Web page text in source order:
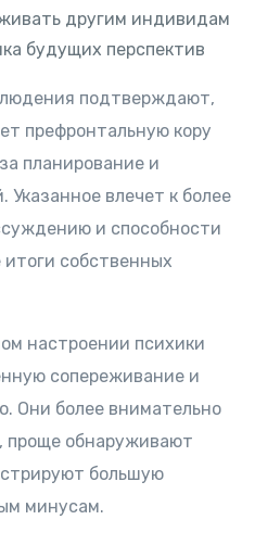
другим индивидам
будущих перспектив
подтверждают,
префронтальную кору
планирование и
Указанное влечет к более
и способности
собственных
настроении психики
сопереживание и
Они более внимательно
проще обнаруживают
большую
минусам.